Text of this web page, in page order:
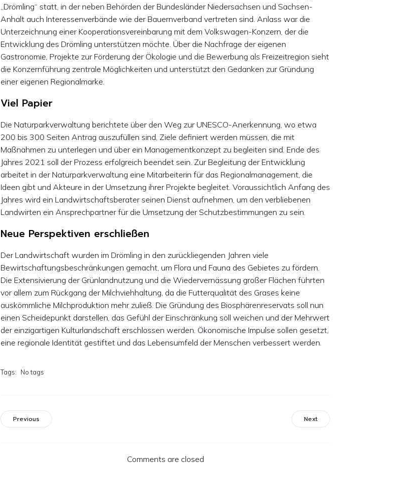
„Drömling“ statt, in der neben Behörden der Bundesländer Niedersachsen und Sachsen-
Anhalt auch Interessenverbände wie der Bauernverband vertreten sind. Anlass war die
Unterzeichnung einer Kooperationsvereinbarung mit dem Volkswagen-Konzern, der die
Entwicklung des Drömling unterstützen möchte. Über die Nachfrage der eigenen
Gastronomie, Projekte zur Förderung der Ökologie und die Bewerbung als Freizeitregion sieht
die Konzernführung zentrale Möglichkeiten und unterstützt den Gedanken zur Gründung
einer eigenen Regionalmarke.
Viel Papier
Die Naturparkverwaltung berichtete über den Weg zur UNESCO-Anerkennung, wo etwa
200 bis 300 Seiten Antrag auszufüllen sind, Ziele definiert werden müssen, die mit
Maßnahmen zu unterlegen und über ein Managementkonzept zu begleiten sind. Ende des
Jahres 2021 soll der Prozess erfolgreich beendet sein. Zur Begleitung der Entwicklung
arbeitet in der Naturparkverwaltung eine Mitarbeiterin für das Regionalmanagement, die
Ideen gibt und Akteure in der Umsetzung ihrer Projekte begleitet. Voraussichtlich Anfang des
Jahres wird ein Landwirtschaftsberater seinen Dienst aufnehmen, um den verbliebenen
Landwirten ein Ansprechpartner für die Umsetzung der Schutzbestimmungen zu sein.
Neue Perspektiven erschließen
Der Landwirtschaft wurden im Drömling in den zurückliegenden Jahren viele
Bewirtschaftungsbeschränkungen gemacht, um Flora und Fauna des Gebietes zu fördern.
Die Extensivierung der Grünlandnutzung und die Wiedervernässung großer Flächen führten
vor allem zum Rückgang der Milchviehhaltung, da die Futterqualität des Grases keine
auskömmliche Milchproduktion mehr zuließ. Die Gründung des Biosphärenreservats soll nun
einen Scheidepunkt darstellen, das Gefühl der Einschränkung soll weichen und der Mehrwert
der einzigartigen Kulturlandschaft erschlossen werden. Ökonomische Impulse sollen gesetzt,
eine regionale Identität gestiftet und das Lebensumfeld der Menschen verbessert werden.
Tags: No tags
Previous Next
Comments are closed